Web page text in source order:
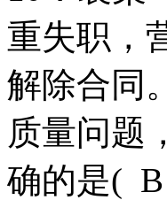
重失职，
解除合同
质量问题
确的是(